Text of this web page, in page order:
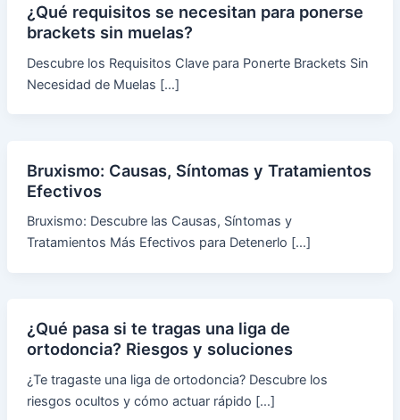
¿Qué requisitos se necesitan para ponerse
brackets sin muelas?
Descubre los Requisitos Clave para Ponerte Brackets Sin
Necesidad de Muelas […]
Bruxismo: Causas, Síntomas y Tratamientos
Efectivos
Bruxismo: Descubre las Causas, Síntomas y
Tratamientos Más Efectivos para Detenerlo […]
¿Qué pasa si te tragas una liga de
ortodoncia? Riesgos y soluciones
¿Te tragaste una liga de ortodoncia? Descubre los
riesgos ocultos y cómo actuar rápido […]